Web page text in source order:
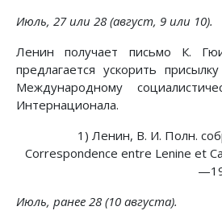
Июль, 27 или 28 (август, 9 или 10).
Ленин получает письмо К.
предлагается ускорить
Международному
Интернационала.
1) Ленин, В. И. Полн.
Correspondence entre Lenine et
Июль, ранее 28 (10 августа).